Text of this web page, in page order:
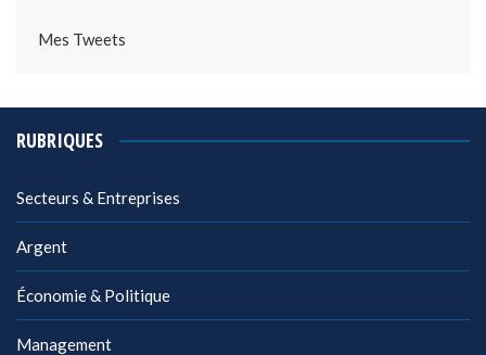
Mes Tweets
RUBRIQUES
Secteurs & Entreprises
Argent
Économie & Politique
Management